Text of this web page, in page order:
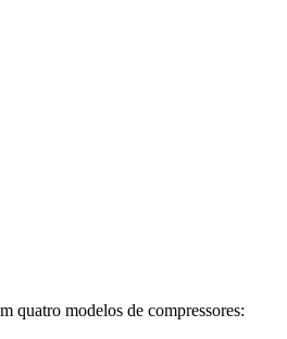
quatro modelos de compressores: